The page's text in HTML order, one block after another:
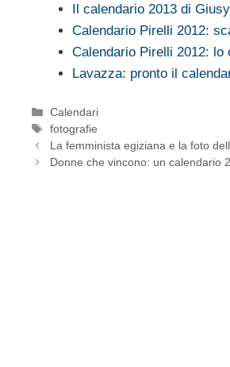
Il calendario 2013 di
Calendario Pirelli 2012:
Calendario Pirelli 2012:
Lavazza: pronto il
Categorie
Calendari
Tag
fotografie
La femminista egiziana e la foto
Donne che vincono: un calendario